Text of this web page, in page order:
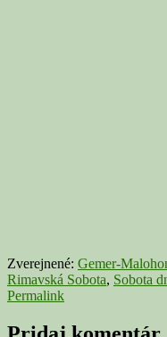
Zverejnené: Gemer-
Rimavská Sobota, Sobota
Permalink